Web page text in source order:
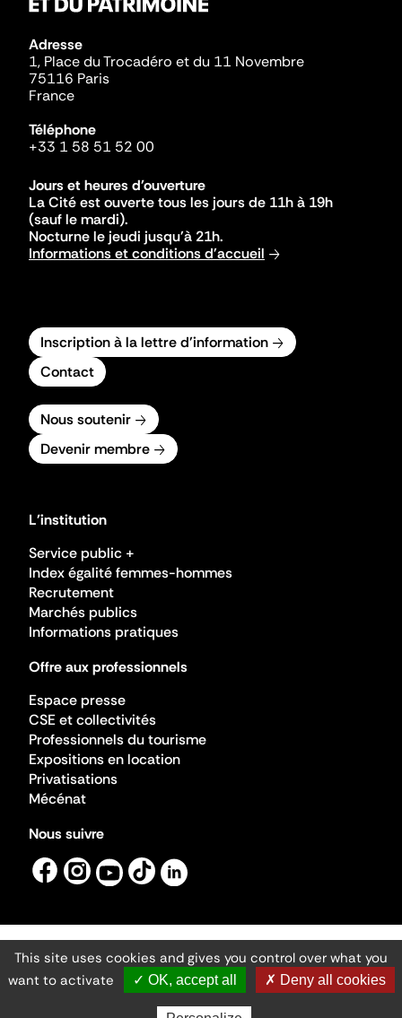
Adresse
1, Place du Trocadéro et du 11 Novembre
75116 Paris
France
Téléphone
+33 1 58 51 52 00
Jours et heures d'ouverture
La Cité est ouverte tous les jours de 11h à 19h
(sauf le mardi).
Nocturne le jeudi jusqu'à 21h.
Informations et conditions d'accueil
Inscription à la lettre d'information
Contact
Nous soutenir
Devenir membre
L'institution
Service public +
Index égalité femmes-hommes
Recrutement
Marchés publics
Informations pratiques
Offre aux professionnels
Espace presse
CSE et collectivités
Professionnels du tourisme
Expositions en location
Privatisations
Mécénat
Nous suivre
Mentions légales
Gestion des cookies
Accessibilité numérique
Ministère de la Culture ©2026
- Cité de l'architecture et du patrimoine
This site uses cookies and gives you control over what you
want to activate
✓ OK, accept all ✗ Deny all cookies